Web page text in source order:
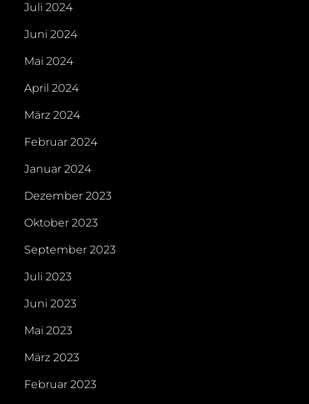
Juli 2024
Juni 2024
Mai 2024
April 2024
März 2024
Februar 2024
Januar 2024
Dezember 2023
Oktober 2023
September 2023
Juli 2023
Juni 2023
Mai 2023
März 2023
Februar 2023